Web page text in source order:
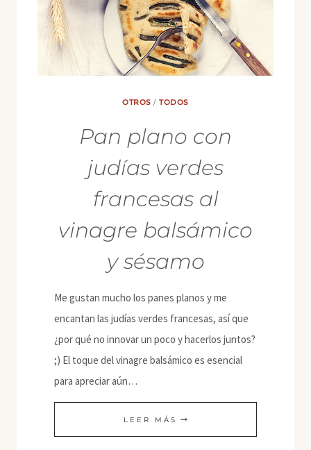
OTROS /TODOS
Pan plano con
judías verdes
francesas al
vinagre balsámico
y sésamo
Me gustan mucho los panes planos y me
encantan las judías verdes francesas, así que
¿por qué no innovar un poco y hacerlos juntos?
;) El toque del vinagre balsámico es esencial
para apreciar aún…
LEER MÁS PAN
PLANO